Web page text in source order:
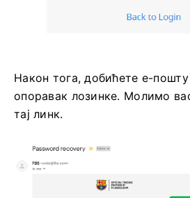
Након тога, добићете е-
опоравак лозинке. Молимо
тај линк.